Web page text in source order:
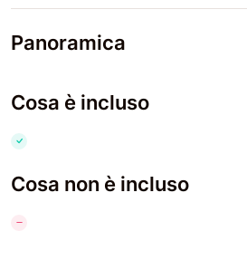
Panoramica
Cosa è incluso
Cosa non è incluso